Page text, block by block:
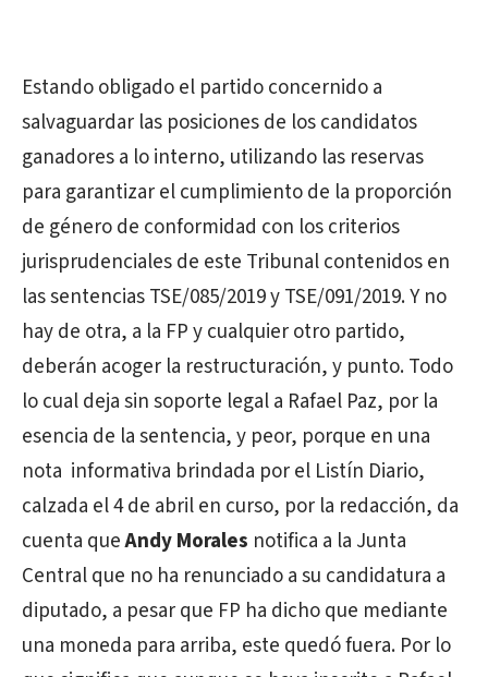
Estando obligado el partido concernido a
salvaguardar las posiciones de los candidatos
ganadores a lo interno, utilizando las reservas
para garantizar el cumplimiento de la proporción
de género de conformidad con los criterios
jurisprudenciales de este Tribunal contenidos en
las sentencias TSE/085/2019 y TSE/091/2019. Y no
hay de otra, a la FP y cualquier otro partido,
deberán acoger la restructuración, y punto. Todo
lo cual deja sin soporte legal a Rafael Paz, por la
esencia de la sentencia, y peor, porque en una
nota informativa brindada por el Listín Diario,
calzada el 4 de abril en curso, por la redacción, da
cuenta queAndy Morales notifica a la Junta
Central que no ha renunciado a su candidatura a
diputado, a pesar que FP ha dicho que mediante
una moneda para arriba, este quedó fuera. Por lo